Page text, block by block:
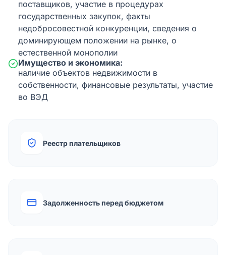
поставщиков, участие в процедурах
государственных закупок, факты
недобросовестной конкуренции, сведения о
доминирующем положении на рынке, о
естественной монополии
Имущество и экономика:
наличие объектов недвижимости в
собственности, финансовые результаты, участие
во ВЭД
Реестр плательщиков
Задолженность перед бюджетом